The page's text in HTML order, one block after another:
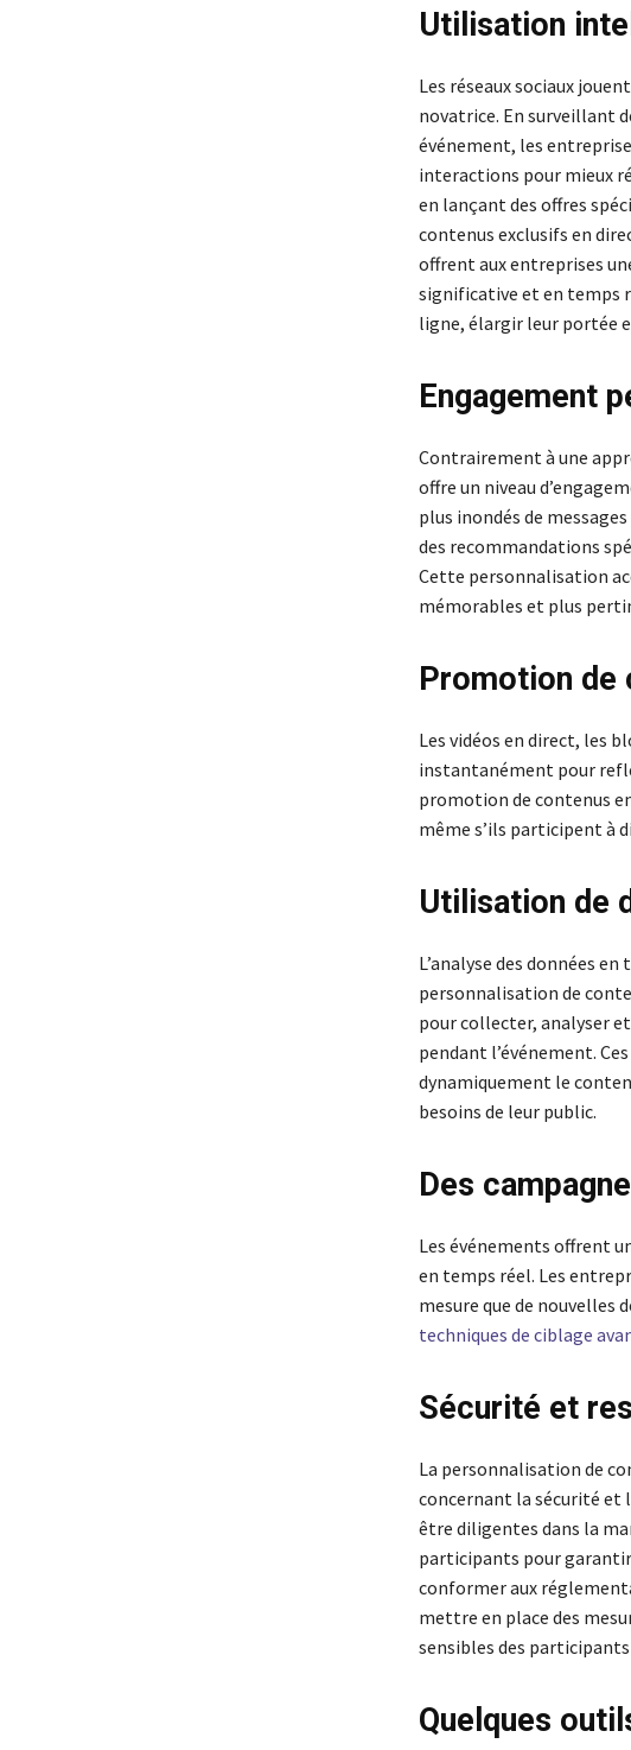
Utilisation
Les réseaux sociaux
novatrice. En surveillant
événement, les
interactions pour mieux
en lançant des offres
contenus exclusifs en
offrent aux entreprises
significative et en temps
ligne, élargir leur portée
Engagement
Contrairement à une
offre un niveau
plus inondés de
des recommandations
Cette personnalisation
mémorables et plus
Promotion de
Les vidéos en direct, les
instantanément pour
promotion de contenus
même s’ils participent à
Utilisation de
L’analyse des données
personnalisation de
pour collecter, analyser
pendant l’événement.
dynamiquement le
besoins de leur public.
Des
Les événements offrent
en temps réel. Les
mesure que de nouvelles
techniques de ciblage
Sécurité et
La personnalisation de
concernant la sécurité et
être diligentes dans la
participants pour
conformer aux
mettre en place des
sensibles des
Quelques